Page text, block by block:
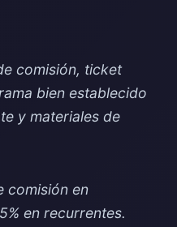
comisión, ticket
bien establecido
y materiales de
comisión en
en recurrentes.